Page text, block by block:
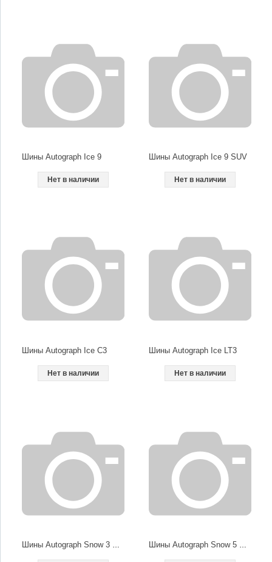
Шины Autograph Ice 9
Нет в наличии
Шины Autograph Ice 9 SUV
Нет в наличии
Шины Autograph Ice C3
Нет в наличии
Шины Autograph Ice LT3
Нет в наличии
Шины Autograph Snow 3 SUV Шины Autograph Snow 5 SUV